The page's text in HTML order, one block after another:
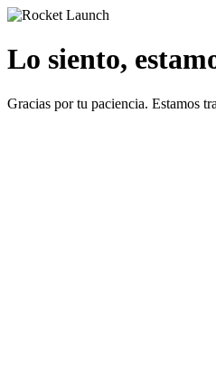
Lo siento,
Gracias por tu paciencia. Estamos